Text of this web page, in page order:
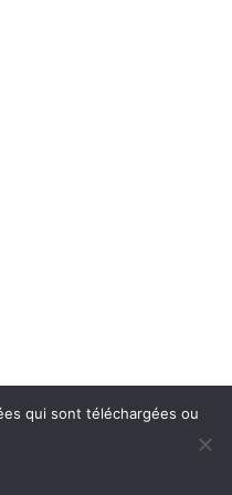
qui sont téléchargées ou